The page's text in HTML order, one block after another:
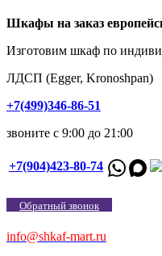
Шкафы на заказ
Изготовим шкаф по
ЛДСП (Egger, Kronoshpan)
+7(499)346-86-51
звоните с 9:00 до 21:00
+7(904)423-80-74
Обратный звонок
info@shkaf-mart.ru